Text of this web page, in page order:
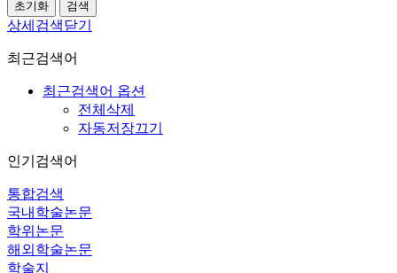
상세검색닫기
최근검색어
최근검색어 옵션
전체삭제
자동저장끄기
인기검색어
통합검색
국내학술논문
학위논문
해외학술논문
학술지